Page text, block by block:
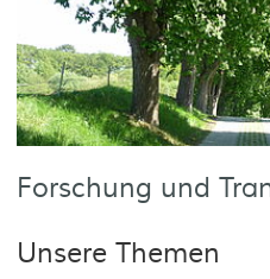
Forschung und
Unsere Themen